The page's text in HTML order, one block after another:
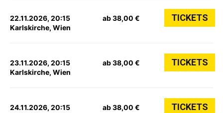
22.11.2026, 20:15
Karlskirche, Wien
ab 38,00 € TICKETS
23.11.2026, 20:15
Karlskirche, Wien
ab 38,00 € TICKETS
24.11.2026, 20:15
ab 38,00 € TICKETS